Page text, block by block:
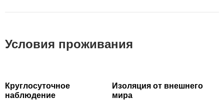
Условия проживания
Круглосуточное
наблюдение
Изоляция от внешнего
мира